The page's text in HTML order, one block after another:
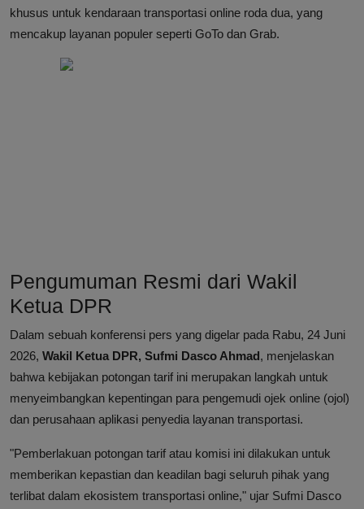
khusus untuk kendaraan transportasi online roda dua, yang
mencakup layanan populer seperti GoTo dan Grab.
Pengumuman Resmi dari Wakil
Ketua DPR
Dalam sebuah konferensi pers yang digelar pada Rabu, 24 Juni
2026, Wakil Ketua DPR, Sufmi Dasco Ahmad, menjelaskan
bahwa kebijakan potongan tarif ini merupakan langkah untuk
menyeimbangkan kepentingan para pengemudi ojek online (ojol)
dan perusahaan aplikasi penyedia layanan transportasi.
"Pemberlakuan potongan tarif atau komisi ini dilakukan untuk
memberikan kepastian dan keadilan bagi seluruh pihak yang
terlibat dalam ekosistem transportasi online," ujar Sufmi Dasco